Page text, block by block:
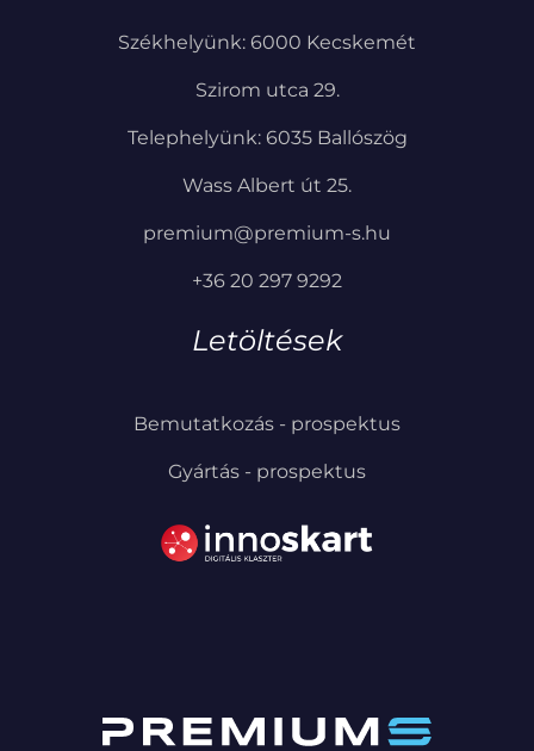
Székhelyünk: 6000 Kecskemét
Szirom utca 29.
Telephelyünk: 6035 Ballószög
Wass Albert út 25.
premium@premium-s.hu
+36 20 297 9292
Letöltések
Bemutatkozás - prospektus
Gyártás - prospektus